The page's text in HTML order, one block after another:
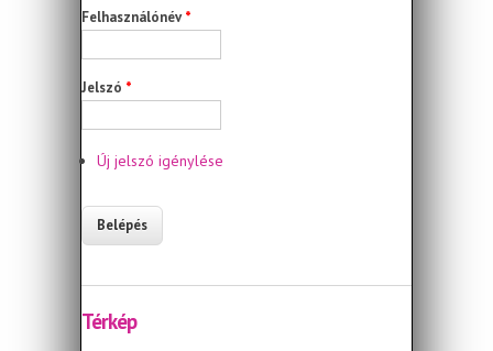
Felhasználónév*
Jelszó *
Új jelszó igénylése
Térkép